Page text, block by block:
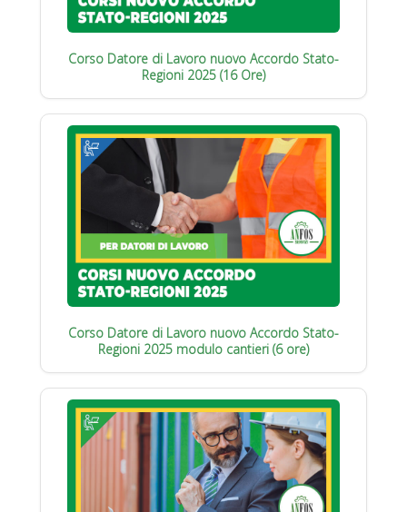
Corso Datore di Lavoro nuovo Accordo Stato-
Regioni 2025 (16 Ore)
Corso Datore di Lavoro nuovo Accordo Stato-
Regioni 2025 modulo cantieri (6 ore)